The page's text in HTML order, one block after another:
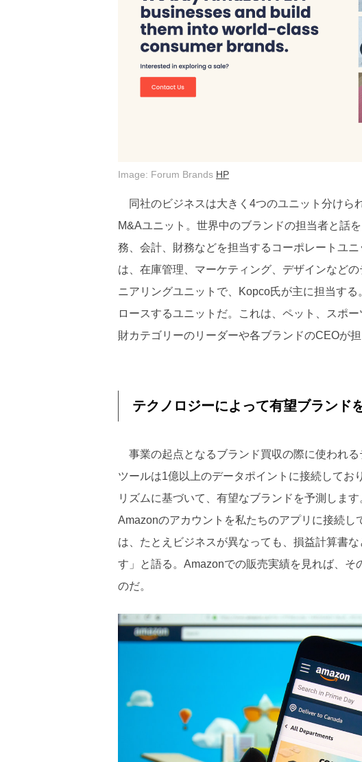
Image: Forum Brands HP
同社のビジネスは大きく4つのユニット分けら
M&Aユニット。世界中のブランドの担当者と話
務、会計、財務などを担当するコーポレートユ
は、在庫管理、マーケティング、デザインなど
ニアリングユニットで、Kopco氏が主に担当す
ロースするユニットだ。これは、ペット、スポ
財カテゴリーのリーダーや各ブランドのCEOが担
テクノロジーによって有望ブランド
事業の起点となるブランド買収の際に使われ
ツールは1億以上のデータポイントに接続してお
リズムに基づいて、有望なブランドを予測しま
Amazonのアカウントを私たちのアプリに接続し
は、たとえビジネスが異なっても、損益計算書
す」と語る。Amazonでの販売実績を見れば、
のだ。